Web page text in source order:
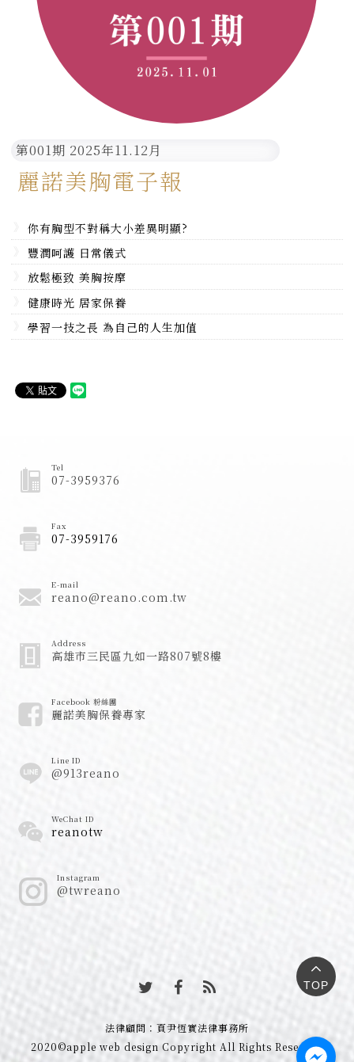
第001期 2025年11.12月
麗諾美胸電子報
你有胸型不對稱大小差異明顯?
豐潤呵護 日常儀式
放鬆極致 美胸按摩
健康時光 居家保養
學習一技之長 為自己的人生加值
TOP
Tel
07-3959376
Fax
07-3959176
E-mail
reano@reano.com.tw
Address
高雄市三民區九如一路807號8樓
Facebook 粉絲團
麗諾美胸保養專家
Line ID
@913reano
WeChat ID
reanotw
Instagram
@twreano
法律顧問：頁尹恆實法律事務所
2020©apple web design Copyright All Rights Reserved